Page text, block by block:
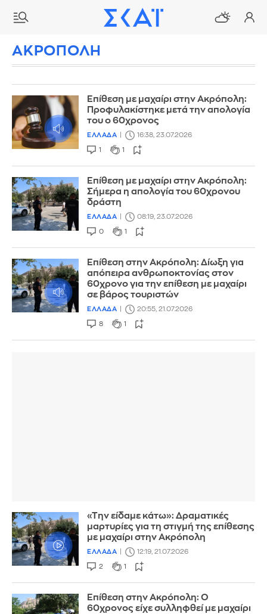
ΑΚΡΟΠΟΛΗ
Επίθεση με μαχαίρι στην Ακρόπολη:
Προφυλακίστηκε μετά την απολογία
του ο 60χρονος
ΕΛΛΑΔΑ 16:38, 23.07.2026
1 1
Επίθεση με μαχαίρι στην Ακρόπολη:
Σήμερα η απολογία του 60χρονου
δράστη
ΕΛΛΑΔΑ 08:19, 23.07.2026
0 1
Επίθεση στην Ακρόπολη: Δίωξη για
απόπειρα ανθρωποκτονίας στον
60χρονο για την επίθεση με μαχαίρι
σε βάρος τουριστών
ΕΛΛΑΔΑ 20:55, 21.07.2026
8 1
«Την είδαμε κάτω»: Δραματικές
μαρτυρίες για τη στιγμή της επίθεσης
με μαχαίρι στην Ακρόπολη
ΕΛΛΑΔΑ 12:19, 21.07.2026
2 1
Επίθεση στην Ακρόπολη: Ο
60χρονος είχε συλληφθεί με μαχαίρι